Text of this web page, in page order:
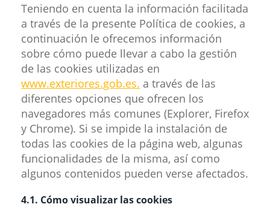
Teniendo en cuenta la información facilitada
a través de la presente Política de cookies, a
continuación le ofrecemos información
sobre cómo puede llevar a cabo la gestión
de las cookies utilizadas en
www.exteriores.gob.es. a través de las
diferentes opciones que ofrecen los
navegadores más comunes (Explorer, Firefox
y Chrome). Si se impide la instalación de
todas las cookies de la página web, algunas
funcionalidades de la misma, así como
algunos contenidos pueden verse afectados.
4.1. Cómo visualizar las cookies